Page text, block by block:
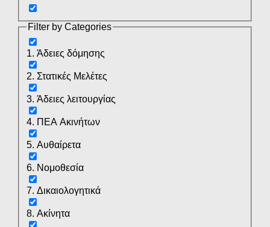
Filter by Categories
1. Άδειες δόμησης
2. Στατικές Μελέτες
3. Άδειες λειτουργίας
4. ΠΕΑ Ακινήτων
5. Αυθαίρετα
6. Νομοθεσία
7. Δικαιολογητικά
8. Ακίνητα